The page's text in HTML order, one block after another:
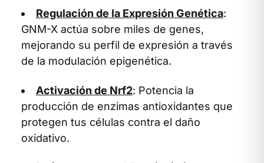
Regulación de la Expresión Genética:
GNM-X actúa sobre miles de genes,
mejorando su perfil de expresión a través
de la modulación epigenética.
Activación de Nrf2: Potencia la
producción de enzimas antioxidantes que
protegen tus células contra el daño
oxidativo.